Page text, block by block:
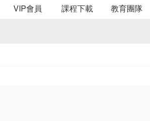
VIP會員 課程下載 教育團隊